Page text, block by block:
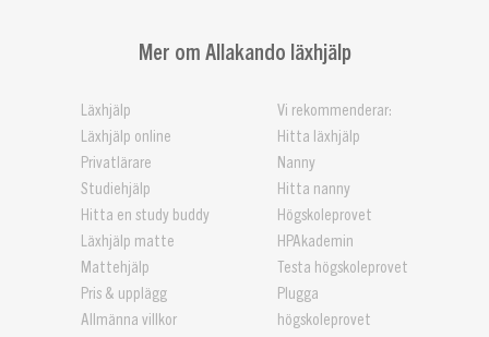
Mer om Allakando läxhjälp
Läxhjälp
Läxhjälp online
Privatlärare
Studiehjälp
Hitta en study buddy
Läxhjälp matte
Mattehjälp
Pris & upplägg
Allmänna villkor
Vi rekommenderar:
Hitta läxhjälp
Nanny
Hitta nanny
Högskoleprovet
HPAkademin
Testa högskoleprovet
Plugga
högskoleprovet